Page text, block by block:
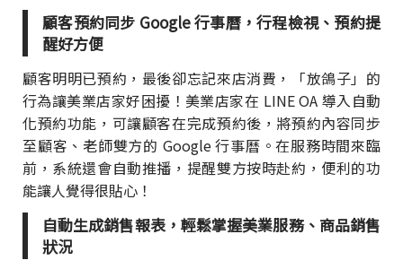
顧客預約同步 Google 行事曆，行程檢視、預約提
醒好方便
顧客明明已預約，最後卻忘記來店消費，「放鴿子」的
行為讓美業店家好困擾！美業店家在 LINE OA 導入自動
化預約功能，可讓顧客在完成預約後，將預約內容同步
至顧客、老師雙方的 Google 行事曆。在服務時間來臨
前，系統還會自動推播，提醒雙方按時赴約，便利的功
能讓人覺得很貼心！
自動生成銷售報表，輕鬆掌握美業服務、商品銷售
狀況